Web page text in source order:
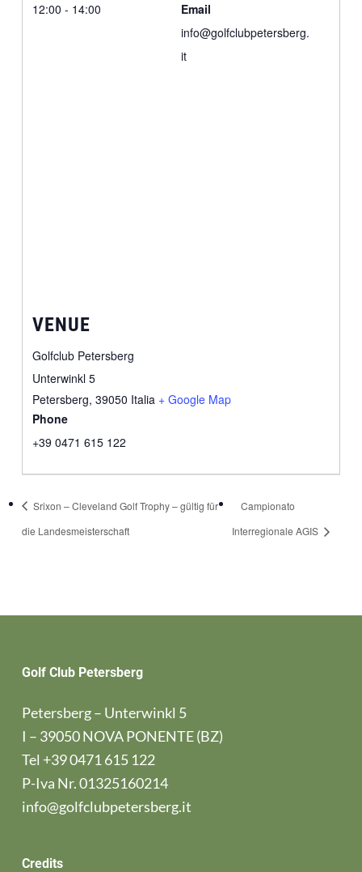
12:00 - 14:00
Email
info@golfclubpetersberg.
it
VENUE
Golfclub Petersberg
Unterwinkl 5
Petersberg, 39050 Italia + Google Map
Phone
+39 0471 615 122
Srixon – Cleveland Golf Trophy – gültig für
die Landesmeisterschaft
Campionato
Interregionale AGIS
Golf Club Petersberg
Petersberg – Unterwinkl 5
I – 39050 NOVA PONENTE (BZ)
Tel +39 0471 615 122
P-Iva Nr. 01325160214
info@golfclubpetersberg.it
Credits